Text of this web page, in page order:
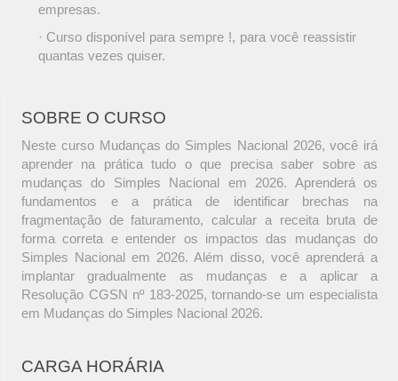
empresas.
· Curso disponível para sempre !, para você reassistir
quantas vezes quiser.
SOBRE O CURSO
Neste curso Mudanças do Simples Nacional 2026, você irá
aprender na prática tudo o que precisa saber sobre as
mudanças do Simples Nacional em 2026. Aprenderá os
fundamentos e a prática de identificar brechas na
fragmentação de faturamento, calcular a receita bruta de
forma correta e entender os impactos das mudanças do
Simples Nacional em 2026. Além disso, você aprenderá a
implantar gradualmente as mudanças e a aplicar a
Resolução CGSN nº 183-2025, tornando-se um especialista
em Mudanças do Simples Nacional 2026.
CARGA HORÁRIA